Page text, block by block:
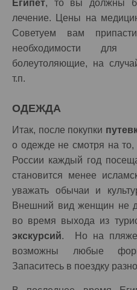
Египет, то вы должны
лечение. Цены на
Советуем вам
необходимости для
болеутоляющие, на
т.п.
ОДЕЖДА
Итак, после покупки
о одежде не смотря на то,
России каждый год
становится менее
уважать обычаи и
Внешний вид женщин не
во время выхода из
экскурсий. Но на пляже
возможны любые
Запаситесь в поездку